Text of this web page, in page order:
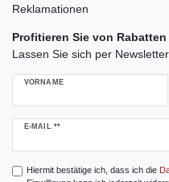
Reklamationen
Profitieren Sie von Rabatten
Lassen Sie sich per
VORNAME
E-MAIL **
Newsletter
Hiermit bestätige ich, dass ich die